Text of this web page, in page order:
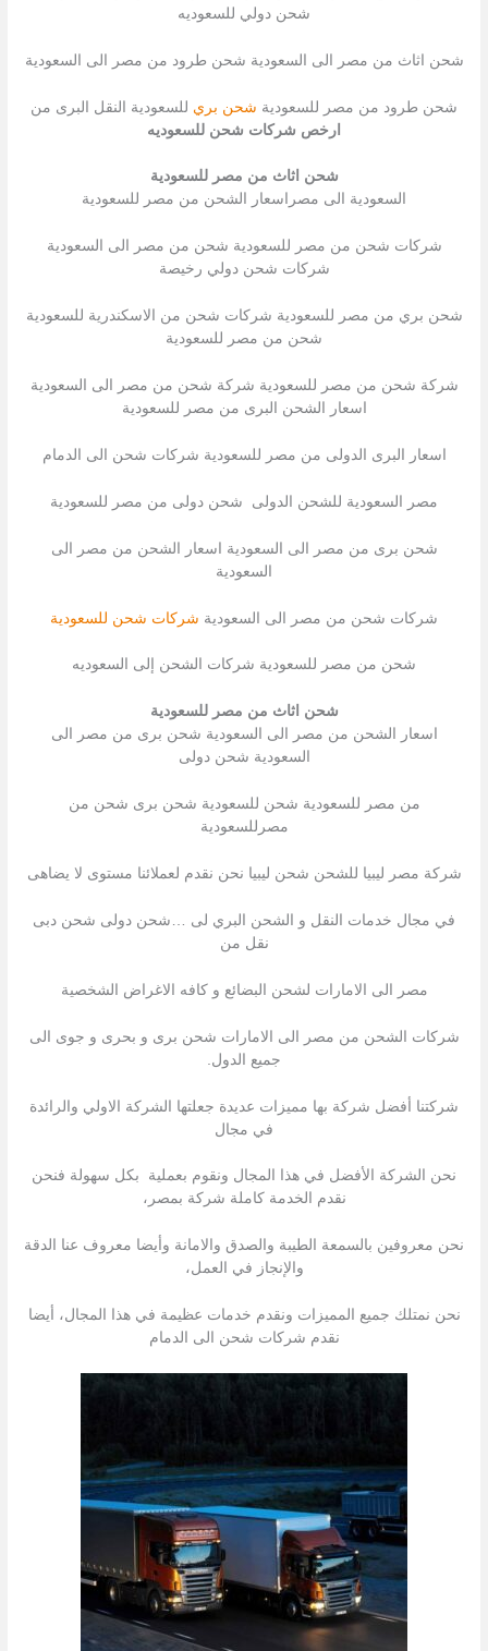
شحن دولي للسعوديه
شحن اثاث من مصر الى السعودية شحن طرود من مصر الى السعودية
شحن طرود من مصر للسعودية شحن بري للسعودية النقل البرى من
ارخص شركات شحن للسعوديه
شحن اثاث من مصر للسعودية
السعودية الى مصراسعار الشحن من مصر للسعودية
شركات شحن من مصر للسعودية شحن من مصر الى السعودية
شركات شحن دولي رخيصة
شحن بري من مصر للسعودية شركات شحن من الاسكندرية للسعودية
شحن من مصر للسعودية
شركة شحن من مصر للسعودية شركة شحن من مصر الى السعودية
اسعار الشحن البرى من مصر للسعودية
اسعار البرى الدولى من مصر للسعودية شركات شحن الى الدمام
مصر السعودية للشحن الدولى شحن دولى من مصر للسعودية
شحن برى من مصر الى السعودية اسعار الشحن من مصر الى
السعودية
شركات شحن من مصر الى السعودية شركات شحن للسعودية
شحن من مصر للسعودية شركات الشحن إلى السعوديه
شحن اثاث من مصر للسعودية
اسعار الشحن من مصر الى السعودية شحن برى من مصر الى
السعودية شحن دولى
من مصر للسعودية شحن للسعودية شحن برى شحن من
مصرللسعودية
شركة مصر ليبيا للشحن شحن ليبيا نحن نقدم لعملائنا مستوى لا يضاهى
في مجال خدمات النقل و الشحن البري لى …شحن دولى شحن دبى
نقل من
مصر الى الامارات لشحن البضائع و كافه الاغراض الشخصية
شركات الشحن من مصر الى الامارات شحن برى و بحرى و جوى الى
جميع الدول.
شركتنا أفضل شركة بها مميزات عديدة جعلتها الشركة الاولي والرائدة
في مجال
نحن الشركة الأفضل في هذا المجال ونقوم بعملية بكل سهولة فنحن
نقدم الخدمة كاملة شركة بمصر،
نحن معروفين بالسمعة الطيبة والصدق والامانة وأيضا معروف عنا الدقة
والإنجاز في العمل،
نحن نمتلك جميع المميزات ونقدم خدمات عظيمة في هذا المجال، أيضا
نقدم شركات شحن الى الدمام